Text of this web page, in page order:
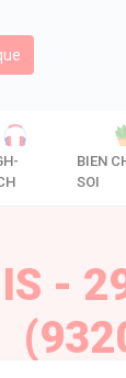
BIEN
SOI
-